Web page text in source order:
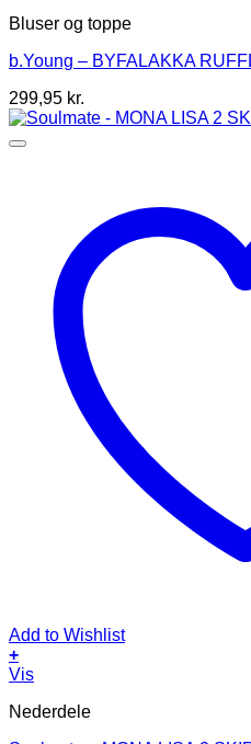
har
varianter.
kan
vælges
på
Bluser og toppe
b.Young – BYFALAKKA
299,95 kr.
Add to Wishlist
+
Dette
har
Vis
Nederdele